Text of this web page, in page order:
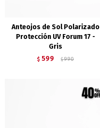
Anteojos de Sol Polarizado
Protección UV Forum 17 -
Gris
$ 599 $ 990